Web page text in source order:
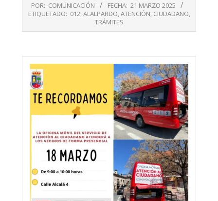
03-
POR: COMUNICACIÓN FECHA: 21 MARZO 2025
ETIQUETADO: 012,ALALPARDO,ATENCIÓN, CIUDADANO,
TRÁMITES